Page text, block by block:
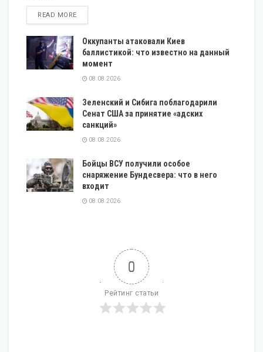
READ MOREDETAILS
Оккупанты атаковали Киев
баллистикой: что известно на данный
момент
08.08.2026
Зеленский и Сибига поблагодарили
Сенат США за принятие «адских
санкций»
08.08.2026
Бойцы ВСУ получили особое
снаряжение Бундесвера: что в него
входит
08.08.2026
0
Рейтинг статьи